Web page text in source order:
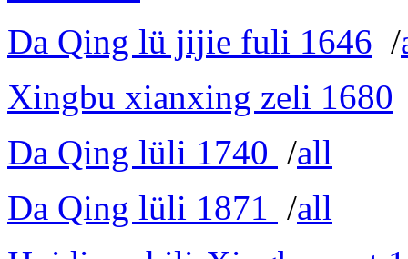
Da Qing lü jijie fuli 1646 /
Xingbu xianxing zeli 1680
Da Qing lüli 1740 /all
Da Qing lüli 1871 /all